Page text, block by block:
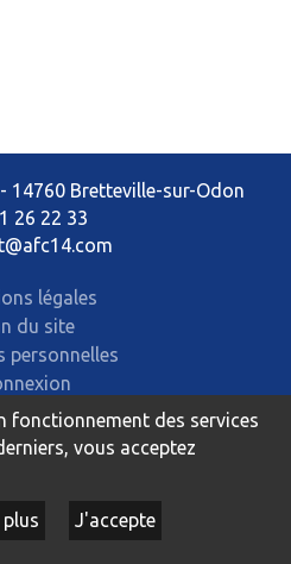
14760 Bretteville-sur-Odon
26 22 33
légales
du site
personnelles
fonctionnement des services
vous acceptez
J'accepte